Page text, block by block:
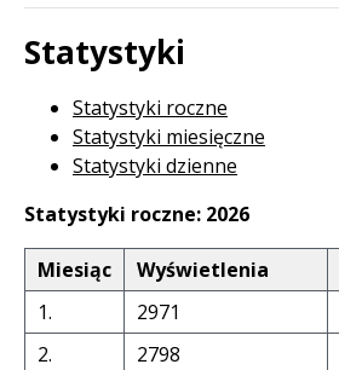
Statystyki
Statystyki roczne
Statystyki miesięczne
Statystyki dzienne
Statystyki roczne: 2026
Miesiąc Wyświetlenia
1.
2971
2.
2798